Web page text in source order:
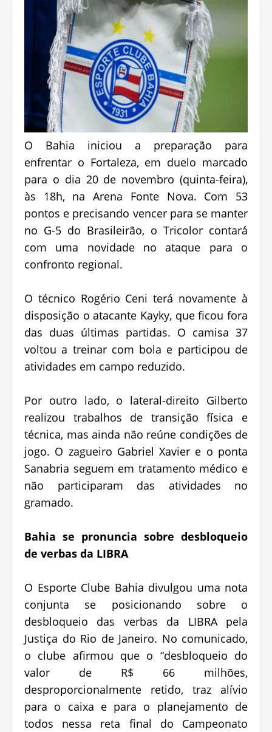
O Bahia iniciou a preparação para
enfrentar o Fortaleza, em duelo marcado
para o dia 20 de novembro (quinta-feira),
às 18h, na Arena Fonte Nova. Com 53
pontos e precisando vencer para se manter
no G-5 do Brasileirão, o Tricolor contará
com uma novidade no ataque para o
confronto regional.
O técnico Rogério Ceni terá novamente à
disposição o atacante Kayky, que ficou fora
das duas últimas partidas. O camisa 37
voltou a treinar com bola e participou de
atividades em campo reduzido.
Por outro lado, o lateral-direito Gilberto
realizou trabalhos de transição física e
técnica, mas ainda não reúne condições de
jogo. O zagueiro Gabriel Xavier e o ponta
Sanabria seguem em tratamento médico e
não participaram das atividades no
gramado.
Bahia se pronuncia sobre desbloqueio
de verbas da LIBRA
O Esporte Clube Bahia divulgou uma nota
conjunta se posicionando sobre o
desbloqueio das verbas da LIBRA pela
Justiça do Rio de Janeiro. No comunicado,
o clube afirmou que o “desbloqueio do
valor de R$ 66 milhões,
desproporcionalmente retido, traz alívio
para o caixa e para o planejamento de
todos nessa reta final do Campeonato